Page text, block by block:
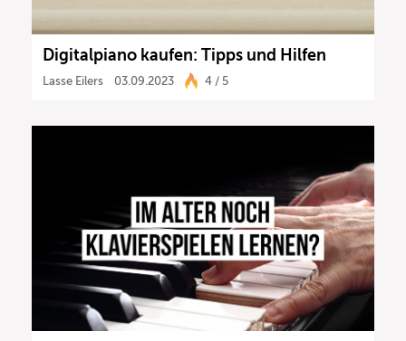
Digitalpiano kaufen: Tipps und Hilfen
Lasse Eilers 03.09.2023 4 / 5